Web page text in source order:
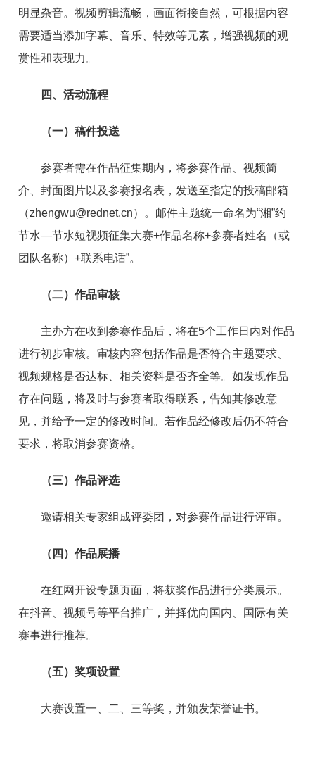
明显杂音。视频剪辑流畅，画面衔接自然，可根据内容
需要适当添加字幕、音乐、特效等元素，增强视频的观
赏性和表现力。
四、活动流程
（一）稿件投送
参赛者需在作品征集期内，将参赛作品、视频简
介、封面图片以及参赛报名表，发送至指定的投稿邮箱
（zhengwu@rednet.cn）。邮件主题统一命名为“湘”约
节水—节水短视频征集大赛+作品名称+参赛者姓名（或
团队名称）+联系电话”。
（二）作品审核
主办方在收到参赛作品后，将在5个工作日内对作品
进行初步审核。审核内容包括作品是否符合主题要求、
视频规格是否达标、相关资料是否齐全等。如发现作品
存在问题，将及时与参赛者取得联系，告知其修改意
见，并给予一定的修改时间。若作品经修改后仍不符合
要求，将取消参赛资格。
（三）作品评选
邀请相关专家组成评委团，对参赛作品进行评审。
（四）作品展播
在红网开设专题页面，将获奖作品进行分类展示。
在抖音、视频号等平台推广，并择优向国内、国际有关
赛事进行推荐。
（五）奖项设置
大赛设置一、二、三等奖，并颁发荣誉证书。